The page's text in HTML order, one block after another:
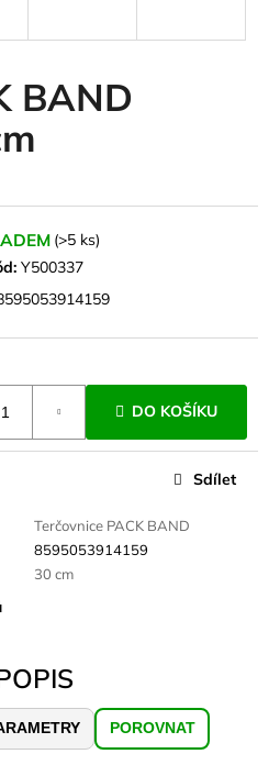
BAND
(>5 ks)
Y500337
DO KOŠÍKU
Terčovnice PACK BAND
8595053914159
30 cm
Sdílet
POROVNAT